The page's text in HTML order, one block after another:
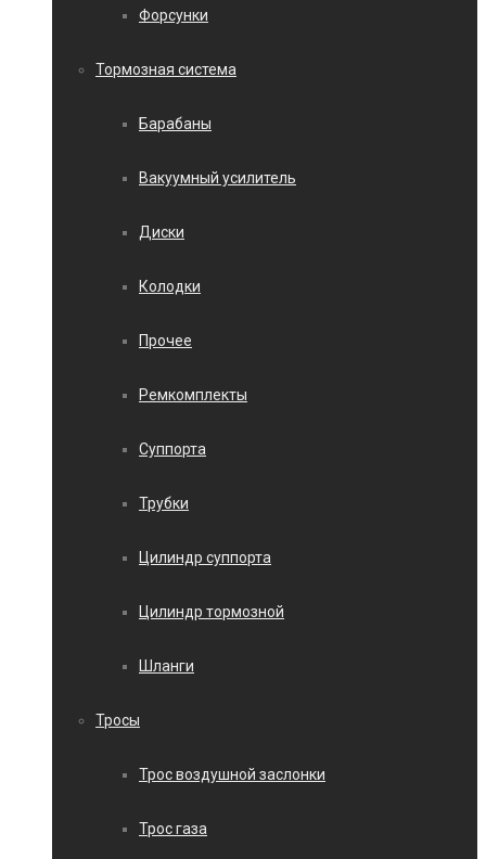
Форсунки
Тормозная система
Барабаны
Вакуумный усилитель
Диски
Колодки
Прочее
Ремкомплекты
Суппорта
Трубки
Цилиндр суппорта
Цилиндр тормозной
Шланги
Тросы
Трос воздушной заслонки
Трос газа